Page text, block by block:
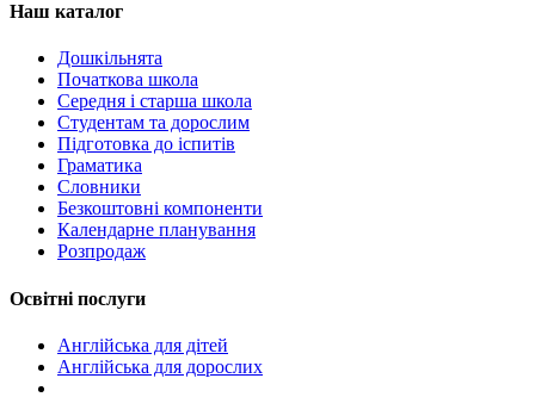
Наш каталог
Дошкільнята
Початкова школа
Середня і старша школа
Студентам та дорослим
Підготовка до іспитів
Граматика
Словники
Безкоштовні компоненти
Календарне планування
Розпродаж
Освітні послуги
Англійська для дітей
Англійська для дорослих